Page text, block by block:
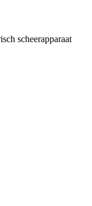
scheerapparaat